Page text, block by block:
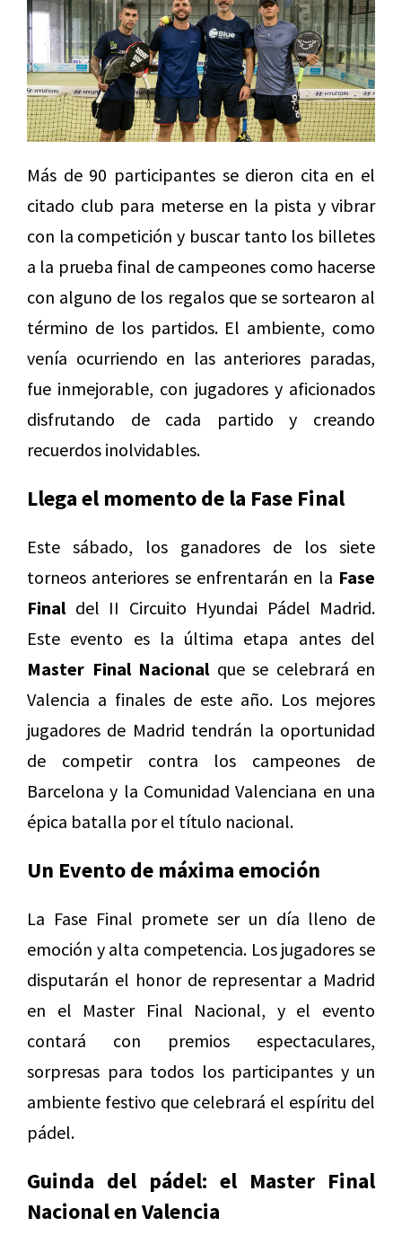
Más de 90 participantes se dieron cita en el
citado club para meterse en la pista y vibrar
con la competición y buscar tanto los billetes
a la prueba final de campeones como hacerse
con alguno de los regalos que se sortearon al
término de los partidos. El ambiente, como
venía ocurriendo en las anteriores paradas,
fue inmejorable, con jugadores y aficionados
disfrutando de cada partido y creando
recuerdos inolvidables.
Llega el momento de la Fase Final
Este sábado, los ganadores de los siete
torneos anteriores se enfrentarán en la Fase
Finaldel II Circuito Hyundai Pádel Madrid.
Este evento es la última etapa antes del
Master Final Nacionalque se celebrará en
Valencia a finales de este año. Los mejores
jugadores de Madrid tendrán la oportunidad
de competir contra los campeones de
Barcelona y la Comunidad Valenciana en una
épica batalla por el título nacional.
Un Evento de máxima emoción
La Fase Final promete ser un día lleno de
emoción y alta competencia. Los jugadores se
disputarán el honor de representar a Madrid
en el Master Final Nacional, y el evento
contará con premios espectaculares,
sorpresas para todos los participantes y un
ambiente festivo que celebrará el espíritu del
pádel.
Guinda del pádel: el Master Final
Nacional en Valencia